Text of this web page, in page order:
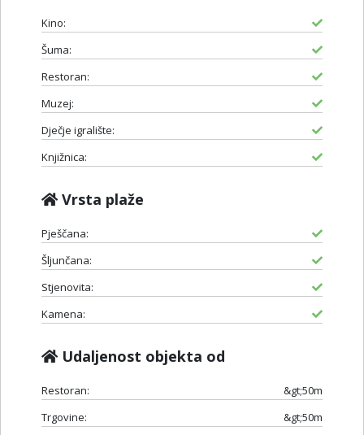
Kino:
Šuma:
Restoran:
Muzej:
Dječje igralište:
Knjižnica:
Vrsta plaže
Pješčana:
Šljunčana:
Stjenovita:
Kamena:
Udaljenost objekta od
Restoran:
&gt;50m
Trgovine:
&gt;50m